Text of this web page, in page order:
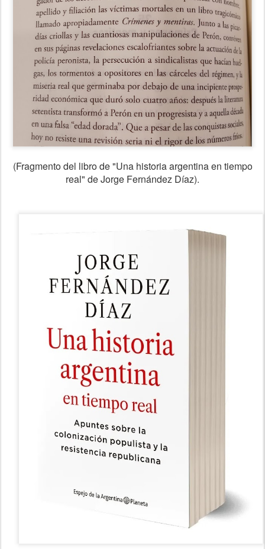
(Fragmento del libro de "Una historia argentina en tiempo
real" de Jorge Fernández Díaz).